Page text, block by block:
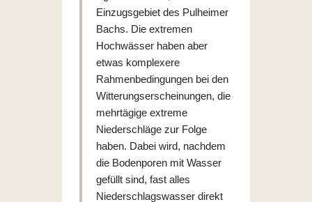
Einzugsgebiet des Pulheimer
Bachs. Die extremen
Hochwässer haben aber
etwas komplexere
Rahmenbedingungen bei den
Witterungserscheinungen, die
mehrtägige extreme
Niederschläge zur Folge
haben. Dabei wird, nachdem
die Bodenporen mit Wasser
gefüllt sind, fast alles
Niederschlagswasser direkt